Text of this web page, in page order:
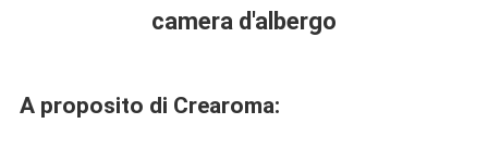
camera d'albergo
A proposito di Crearoma: